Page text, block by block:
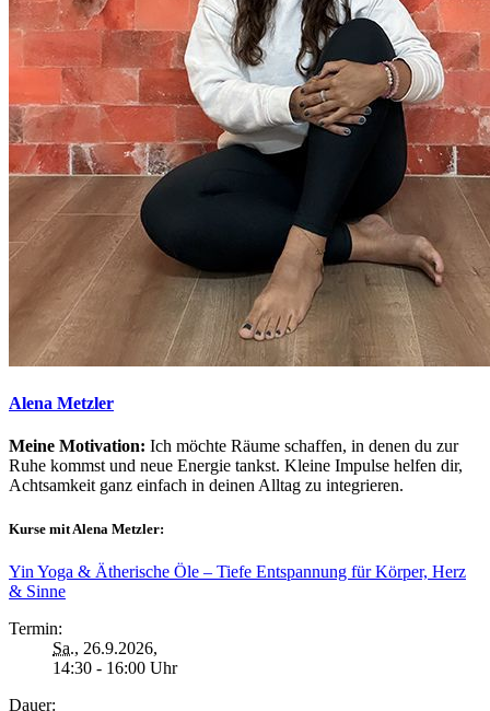
Alena Metzler
Meine Motivation: Ich möchte Räume schaffen, in denen du zur
Ruhe kommst und neue Energie tankst. Kleine Impulse helfen dir,
Achtsamkeit ganz einfach in deinen Alltag zu integrieren.
Kurse mit Alena Metzler:
Yin Yoga & Ätherische Öle – Tiefe Entspannung für Körper, Herz
& Sinne
Termin:
Sa., 26.9.2026,
14:30 - 16:00 Uhr
Dauer: